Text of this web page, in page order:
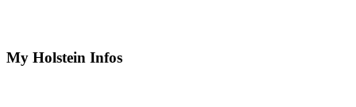
My Holstein Infos